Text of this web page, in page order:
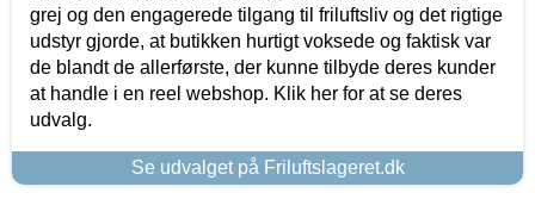
grej og den engagerede tilgang til friluftsliv og det rigtige
udstyr gjorde, at butikken hurtigt voksede og faktisk var
de blandt de allerførste, der kunne tilbyde deres kunder
at handle i en reel webshop. Klik her for at se deres
udvalg.
Se udvalget på Friluftslageret.dk